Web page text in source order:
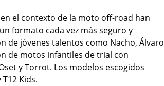
el contexto de la moto off-road han
formato cada vez más seguro y
de jóvenes talentos como Nacho, Álvaro
de motos infantiles de trial con
y Torrot. Los modelos escogidos
Kids.